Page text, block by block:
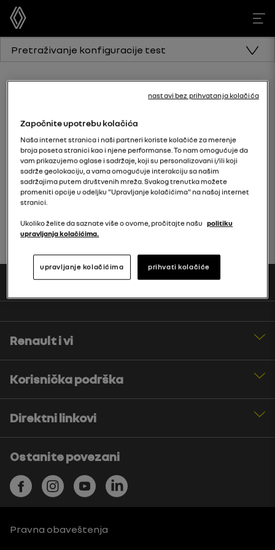
Pretraživanje konfiguracije test
Pronađite svoju
konfiguraciju
vozila
Započnite upotrebu kolačića
Naša internet stranica i naši partneri koriste kolačiće za merenje
broja poseta stranici kao i njene performanse. To nam omogućuje da
vam prikazujemo oglase i sadržaje, koji su personalizovani i/ili koji
sadrže geolokaciju, a vama omogućuje interakciju sa našim
sadržajima putem društvenih mreža. Svakog trenutka možete
promeniti opcije u odeljku "Upravljanje kolačićima" na našoj internet
stranici.
Ukoliko želite da saznate više o ovome, pročitajte našu politiku
upravljanja kolačićima.
prihvati kolačiće
upravljanje kolačićima
nastavi bez prihvatanja kolačića